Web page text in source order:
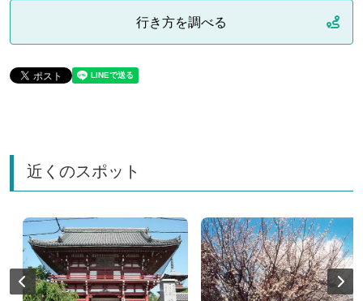
行き方を調べる
近くのスポット